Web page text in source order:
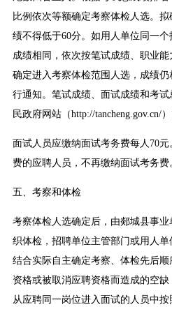
比例依次等额确定考察体检人选。
绩不得低于60分。如用人单位同一
成绩相同，依次按笔试成绩、职业
确定进入考察体检范围人选，成绩
行通知。笔试成绩、面试成绩和考
民政府网站（http://tancheng.gov.cn/
面试人员应缴纳面试考务费每人70
费的应聘人员，不再缴纳面试考务费
五、考察和体检
考察体检人选确定后，由郯城县事
织体检，招聘单位主管部门或用人
结合实际自主确定考察、体检先后
资格或被取消应聘资格而造成的空缺
从应聘同一岗位进入面试的人员中按